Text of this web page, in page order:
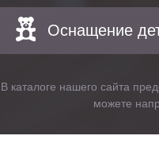
Оснащение
В каталоге нашего сайта
можете